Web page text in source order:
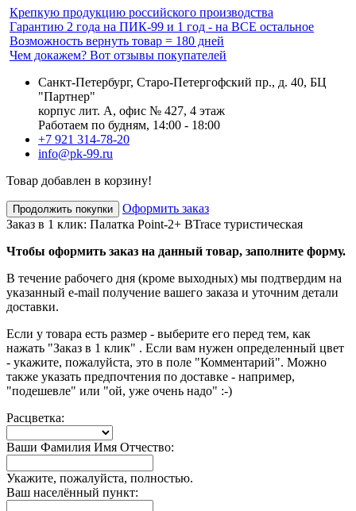
Крепкую продукцию российского производства
Гарантию 2 года на ПИК-99 и 1 год - на ВСЕ остальное
Возможность вернуть товар = 180 дней
Чем докажем? Вот отзывы покупателей
Санкт-Петербург, Старо-Петергофский пр., д. 40, БЦ
"Партнер"
корпус лит. А, офис № 427, 4 этаж
Работаем по будням, 14:00 - 18:00
+7 921 314-78-20
info@pk-99.ru
Товар добавлен в корзину!
Продолжить покупки
Оформить заказ
Заказ в 1 клик: Палатка Point-2+ BTrace туристическая
Чтобы оформить заказ на данный товар, заполните форму.
В течение рабочего дня (кроме выходных) мы подтвердим на
указанный e-mail получение вашего заказа и уточним детали
доставки.
Если у товара есть размер - выберите его перед тем, как
нажать "Заказ в 1 клик" . Если вам нужен определенный цвет
- укажите, пожалуйста, это в поле "Комментарий". Можно
также указать предпочтения по доставке - например,
"подешевле" или "ой, уже очень надо" :-)
Расцветка:
Ваши Фамилия Имя Отчество:
Укажите, пожалуйста, полностью.
Ваш населённый пункт: